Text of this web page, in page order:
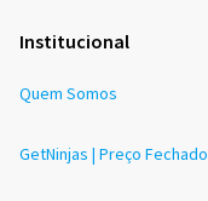
Institucional
Quem Somos
GetNinjas | Preço Fechado